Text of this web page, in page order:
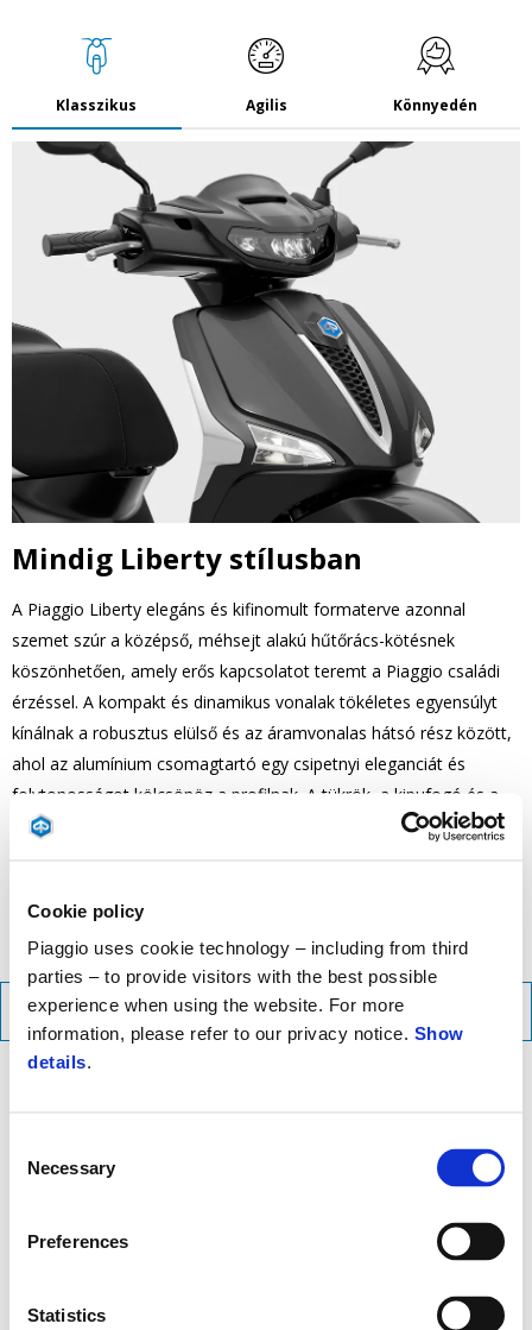
Cookie policy
Piaggio uses cookie technology – including from third
parties – to provide visitors with the best possible
experience when using the website. For more
information, please refer to our privacy notice. Show
details.
Selection
Necessary
Preferences
Statistics
Klasszikus Agilis Könnyedén
Mindig Liberty stílusban
A Piaggio Liberty elegáns és kifinomult formaterve azonnal
szemet szúr a középső, méhsejt alakú hűtőrács-kötésnek
köszönhetően, amely erős kapcsolatot teremt a Piaggio családi
érzéssel. A kompakt és dinamikus vonalak tökéletes egyensúlyt
kínálnak a robusztus elülső és az áramvonalas hátsó rész között,
ahol az alumínium csomagtartó egy csipetnyi eleganciát és
folytonosságot kölcsönöz a profilnak. A tükrök, a kipufogó és a
csomagtartó matt fekete részletei keverednek a kerekek, a logó
BROSÚRA LETÖLTÉSE